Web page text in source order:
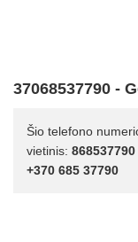
37068537790 -
Šio telefono
vietinis: 868537790
+370 685 37790